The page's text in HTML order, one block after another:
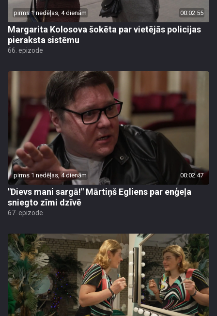
pirms 1 nedēļas, 4 dienām 00:02:55
Margarita Kolosova šokēta par vietējās policijas
pieraksta sistēmu
66. epizode
pirms 1 nedēļas, 4 dienām 00:02:47
"Dievs mani sargā!" Mārtiņš Egliens par enģeļa
sniegto zīmi dzīvē
67. epizode